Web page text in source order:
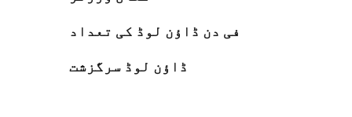
فی دن ڈاؤن لوڈ کی تعداد
ڈاؤن لوڈ سرگزشت